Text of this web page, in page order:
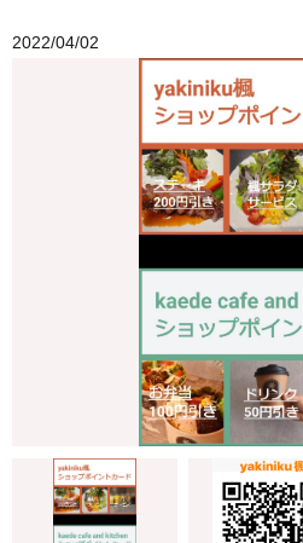
2022/04/02